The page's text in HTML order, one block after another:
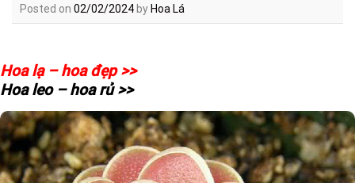
Posted on 02/02/2024 by Hoa Lá
Hoa lạ – hoa đẹp >>
Hoa leo – hoa rủ >>